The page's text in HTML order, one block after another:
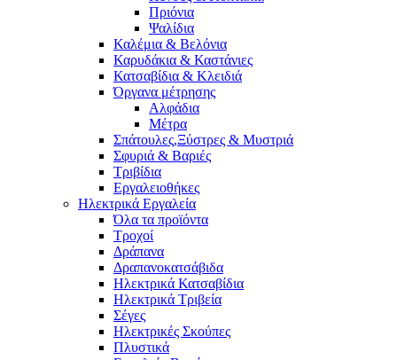
Πριόνια
Ψαλίδια
Καλέμια & Βελόνια
Καρυδάκια & Καστάνιες
Κατσαβίδια & Κλειδιά
Όργανα μέτρησης
Αλφάδια
Μέτρα
Σπάτουλες,Ξύστρες & Μυστριά
Σφυριά & Βαριές
Τριβίδια
Εργαλειοθήκες
Ηλεκτρικά Εργαλεία
Όλα τα προϊόντα
Τροχοί
Δράπανα
Δραπανοκατσάβιδα
Ηλεκτρικά Κατσαβίδια
Ηλεκτρικά Τριβεία
Σέγες
Ηλεκτρικές Σκούπες
Πλυστικά